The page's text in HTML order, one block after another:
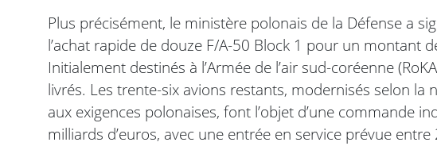
Plus précisément, le ministère polonais de la Défense a
l’achat rapide de douze F/A-50 Block 1 pour un montant
Initialement destinés à l’Armée de l’air sud-coréenne
livrés. Les trente-six avions restants, modernisés selon la
aux exigences polonaises, font l’objet d’une commande
milliards d’euros, avec une entrée en service prévue